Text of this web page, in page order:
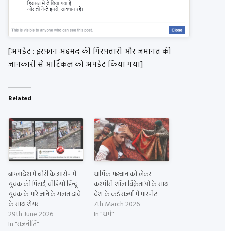
[अपडेट : इरफ़ान अहमद की गिरफ़्तारी और जमानत की
जानकारी से आर्टिकल को अपडेट किया गया]
Related
बांग्लादेश में चोरी के आरोप में
युवक की पिटाई, वीडियो हिन्दू
युवक के मारे जाने के ग़लत दावे
के साथ शेयर
29th June 2026
In "राजनीति"
धार्मिक पहचान को लेकर
कश्मीरी शॉल विक्रेताओं के साथ
देश के कई राज्यों में मारपीट
7th March 2026
In "धर्म"